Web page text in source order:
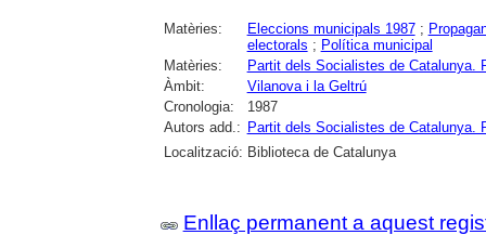
Matèries: Eleccions municipals 1987;
electorals ; Política municipal
Matèries:
Partit dels Socialistes de Catalunya.
Àmbit:
Vilanova i la Geltrú
Cronologia:
1987
Autors add.: Partit dels Socialistes de Catalunya.
Localització: Biblioteca de Catalunya
Enllaç permanent a aquest